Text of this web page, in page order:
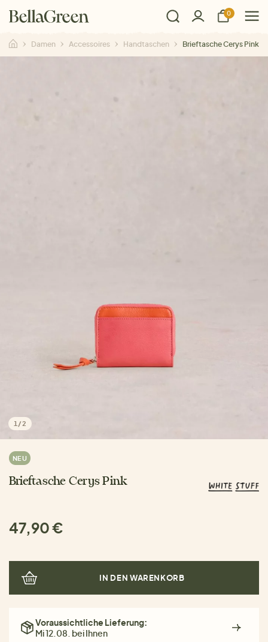
0
Damen Accessoires Handtaschen Brieftasche Cerys Pink
1 /2
NEU
Brieftasche Cerys Pink
47,90 €
IN DEN WARENKORB
Voraussichtliche Lieferung:
Mi 12.08. bei Ihnen